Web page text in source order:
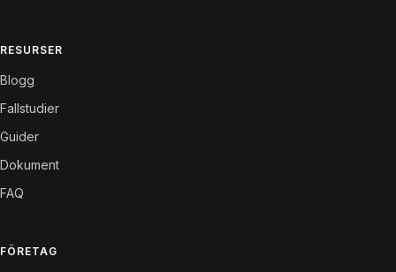
RESURSER
Blogg
Fallstudier
Guider
Dokument
FAQ
FÖRETAG